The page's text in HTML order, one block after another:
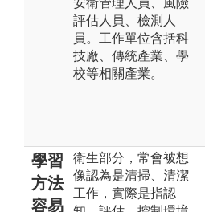
評估人員、檢測人
員。工作單位含括科
技廠、傳統產業、學
校等相關產業。
學習
方法
容易
衛生部分，常會被想
像認為是清掃、清潔
工作，實際是指認